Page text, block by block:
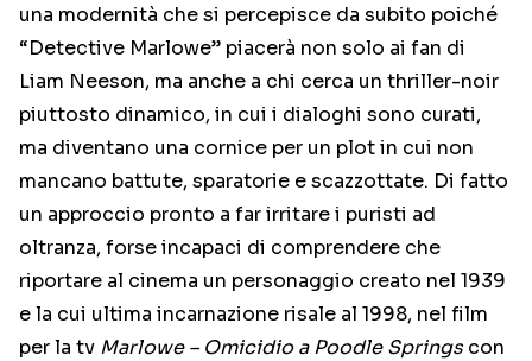
una modernità che si percepisce da subito poiché
“Detective Marlowe” piacerà non solo ai fan di
Liam Neeson, ma anche a chi cerca un thriller-noir
piuttosto dinamico, in cui i dialoghi sono curati,
ma diventano una cornice per un plot in cui non
mancano battute, sparatorie e scazzottate. Di fatto
un approccio pronto a far irritare i puristi ad
oltranza, forse incapaci di comprendere che
riportare al cinema un personaggio creato nel 1939
e la cui ultima incarnazione risale al 1998, nel film
per la tv Marlowe – Omicidio a Poodle Springscon